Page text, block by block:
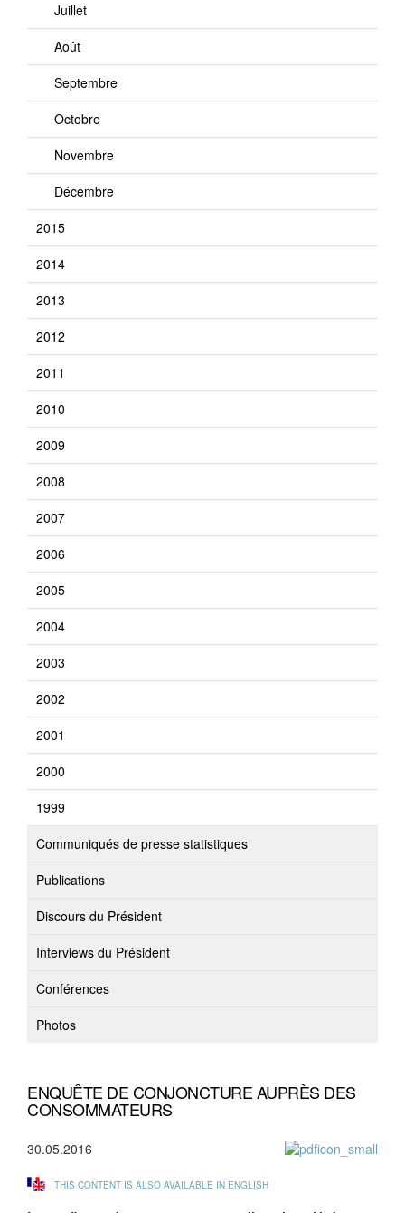
Juillet
Août
Septembre
Octobre
Novembre
Décembre
2015
2014
2013
2012
2011
2010
2009
2008
2007
2006
2005
2004
2003
2002
2001
2000
1999
Communiqués de presse statistiques
Publications
Discours du Président
Interviews du Président
Conférences
Photos
ENQUÊTE DE CONJONCTURE AUPRÈS DES
CONSOMMATEURS
30.05.2016
THIS CONTENT IS ALSO AVAILABLE IN ENGLISH